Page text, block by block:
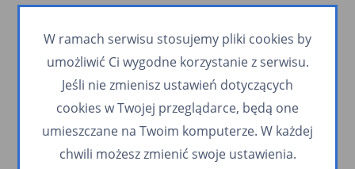
W ramach serwisu stosujemy pliki cookies by
umożliwić Ci wygodne korzystanie z serwisu.
Jeśli nie zmienisz ustawień dotyczących
cookies w Twojej przeglądarce, będą one
umieszczane na Twoim komputerze. W każdej
chwili możesz zmienić swoje ustawienia.